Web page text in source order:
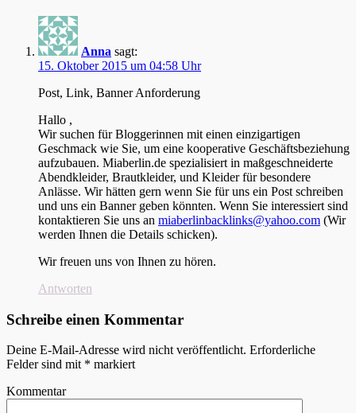
Anna sagt:
15. Oktober 2015 um 04:58 Uhr
Post, Link, Banner Anforderung
Hallo ,
Wir suchen für Bloggerinnen mit einen einzigartigen
Geschmack wie Sie, um eine kooperative Geschäftsbeziehung
aufzubauen. Miaberlin.de spezialisiert in maßgeschneiderte
Abendkleider, Brautkleider, und Kleider für besondere
Anlässe. Wir hätten gern wenn Sie für uns ein Post schreiben
und uns ein Banner geben könnten. Wenn Sie interessiert sind
kontaktieren Sie uns an miaberlinbacklinks@yahoo.com (Wir
werden Ihnen die Details schicken).
Wir freuen uns von Ihnen zu hören.
Antworten
Schreibe einen Kommentar
Deine E-Mail-Adresse wird nicht veröffentlicht. Erforderliche
Felder sind mit * markiert
Kommentar